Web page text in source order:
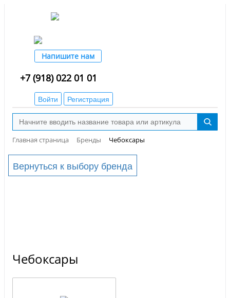
Напишите нам
+7 (918) 022 01 01
Войти Регистрация
Главная страница Бренды Чебоксары
Вернуться к выбору бренда
Чебоксары